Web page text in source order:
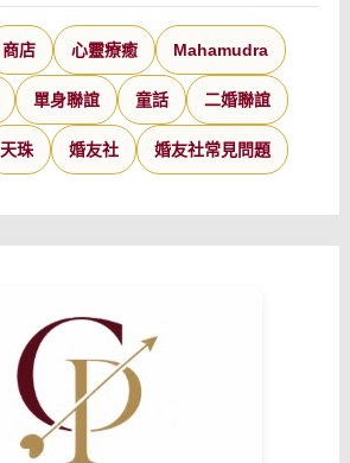
商店 心靈療癒 Mahamudra
單身聯誼 童話 二婚聯誼
天珠 婚友社 婚友社常見問題